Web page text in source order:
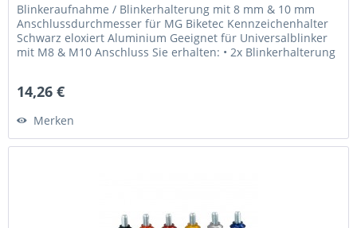
Blinkeraufnahme / Blinkerhalterung mit 8 mm & 10 mm
Anschlussdurchmesser für MG Biketec Kennzeichenhalter
Schwarz eloxiert Aluminium Geeignet für Universalblinker
mit M8 & M10 Anschluss Sie erhalten: • 2x Blinkerhalterung
14,26 €
Merken